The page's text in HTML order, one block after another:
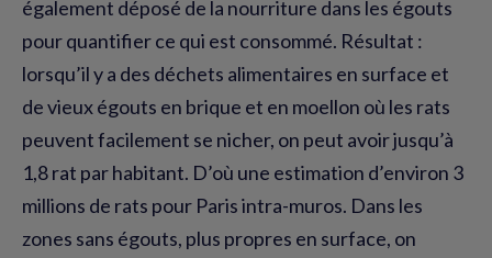
également déposé de la nourriture dans les égouts
pour quantifier ce qui est consommé. Résultat :
lorsqu’il y a des déchets alimentaires en surface et
de vieux égouts en brique et en moellon où les rats
peuvent facilement se nicher, on peut avoir jusqu’à
1,8 rat par habitant. D’où une estimation d’environ 3
millions de rats pour Paris intra-muros. Dans les
zones sans égouts, plus propres en surface, on